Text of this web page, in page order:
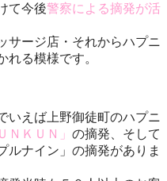
て今後警察による摘発が活
サージ店・それからハプニ
れる模様です。
いえば上野御徒町のハプニ
ＮＫＵＮ」 の摘発、そして
ルナイン」の摘発がありま